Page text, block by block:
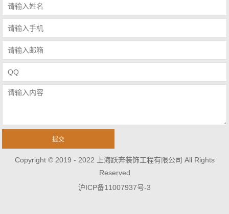
Copyright © 2019 - 2022 上海跃奔装饰工程有限公司 All Rights
Reserved
沪ICP备11007937号-3